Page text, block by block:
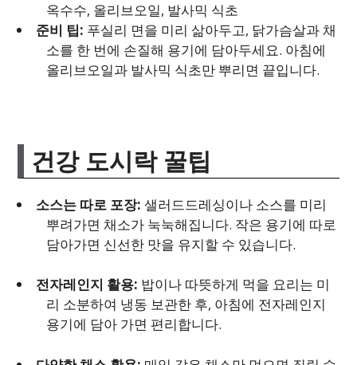
옥수수, 올리브오일, 발사믹 식초
준비 팁: 푸실리 면을 미리 삶아두고, 닭가슴살과 채
소를 한 번에 손질해 용기에 담아두세요. 아침에
올리브오일과 발사믹 식초만 뿌리면 끝입니다.
건강 도시락 꿀팁
소스는 따로 포장: 샐러드드레싱이나 소스를 미리
뿌려가면 채소가 눅눅해집니다. 작은 용기에 따로
담아가면 신선한 맛을 유지할 수 있습니다.
전자레인지 활용: 밥이나 따뜻하게 먹을 요리는 미
리 소분하여 냉동 보관한 후, 아침에 전자레인지
용기에 담아 가면 편리합니다.